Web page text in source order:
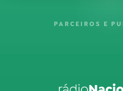
PARCEIROS E